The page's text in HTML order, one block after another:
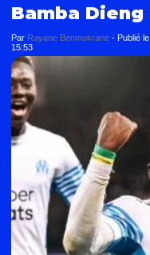
Bamba Dieng
Par Rayane Benmokrane - Publié le
15:53